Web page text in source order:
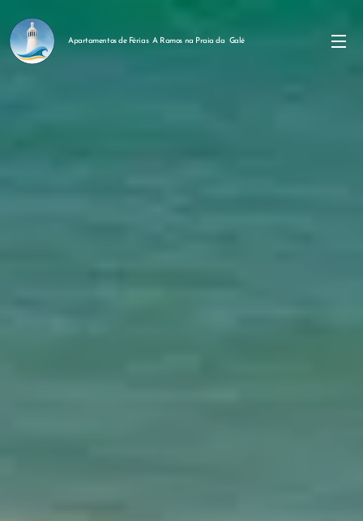
Apartamentos de Férias A Ramos na Praia da Galé